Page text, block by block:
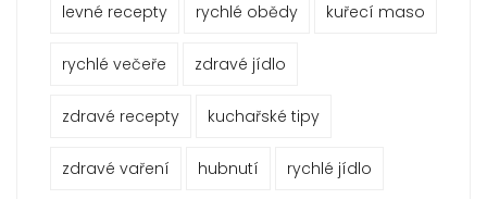
levné recepty rychlé obědy kuřecí maso
rychlé večeře zdravé jídlo
zdravé recepty kuchařské tipy
zdravé vaření hubnutí rychlé jídlo